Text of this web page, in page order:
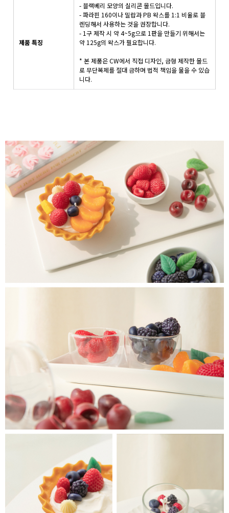
제품 특징
- 블랙베리 모양의 실리콘 몰드입니다.
- 파라핀 160이나 밀랍과 PB 왁스를 1:1 비율로 블
렌딩해서 사용하는 것을 권장합니다.
- 1구 제작 시 약 4~5g으로 1판을 만들기 위해서는
약 125g의 왁스가 필요합니다.
* 본 제품은 CW에서 직접 디자인, 금형 제작한 몰드
로 무단복제를 절대 금하며 법적 책임을 물을 수 있습
니다.